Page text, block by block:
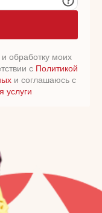
обработку моих
с Политикой
и соглашаюсь с
услуги